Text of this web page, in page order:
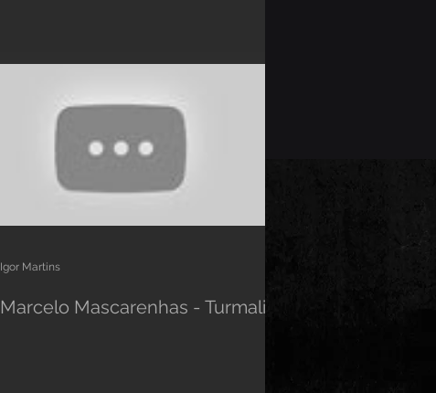
Marcelo Mascarenhas - Turmalina
Igor Martins